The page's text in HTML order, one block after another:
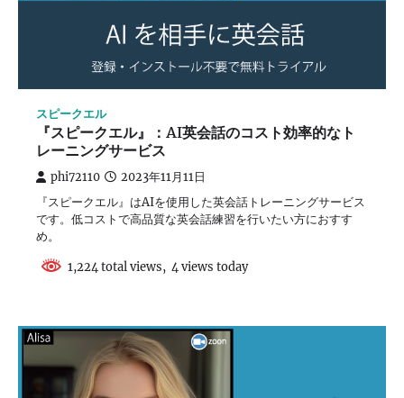
スピークエル
『スピークエル』：AI英会話のコスト効率的なト
レーニングサービス
phi72110 2023年11月11日
『スピークエル』はAIを使用した英会話トレーニングサービス
です。低コストで高品質な英会話練習を行いたい方におすす
め。
1,224 total views, 4 views today